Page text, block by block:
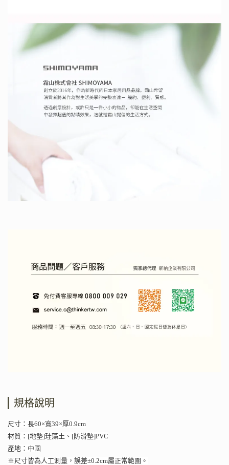
規格說明
尺寸：長60×寬39×厚0.9cm
材質：[地墊]珪藻土、[防滑墊]PVC
產地：中國
※尺寸皆為人工測量，誤差±0.2cm屬正常範圍。